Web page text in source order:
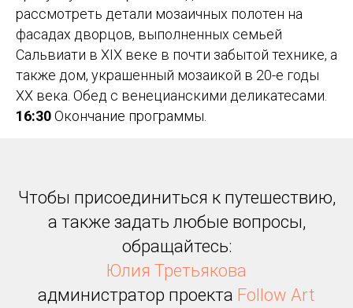
рассмотреть детали мозаичных полотен на
фасадах дворцов, выполненных семьей
Сальвиати в XIX веке в почти забытой технике, а
также дом, украшенный мозаикой в 20-е годы
XX века. Обед с венецианскими деликатесами.
16:30Окончание программы.
Чтобы присоединиться к путешествию,
а также задать любые вопросы,
обращайтесь:
Юлия Третьякова
администратор проекта Follow Art